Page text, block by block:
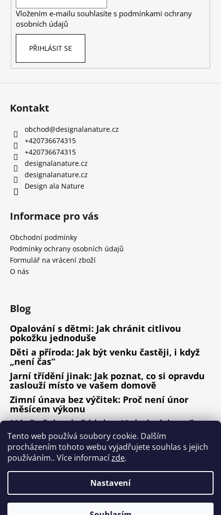
Tento web používá soubory cookie. Dalším
procházením tohoto webu vyjadřujete souhlas s jejich
používáním.. Více informacízde.
Nastavení
Vložením e-mailu souhlasíte s podmínkami ochrany
osobních údajů
PŘIHLÁSIT SE
Kontakt
obchod@designalanature.cz
+420736674315
+420736674315
designalanature.cz
designalanature.cz
Design ala Nature
Informace pro vás
Obchodní podmínky
Podmínky ochrany osobních údajů
Formulář na vrácení zboží
O nás
Blog
Opalování s dětmi: Jak chránit citlivou
pokožku jednoduše
Děti a příroda: Jak být venku častěji, i když
„není čas“
Jarní třídění jinak: Jak poznat, co si opravdu
zaslouží místo ve vašem domově
Zimní únava bez výčitek: Proč není únor
měsícem výkonu
Méně věcí, méně hluku: 10 drobných změn,
které fungují
ARCHIV
Copyright 2026Design ala Nature. Všechna práva